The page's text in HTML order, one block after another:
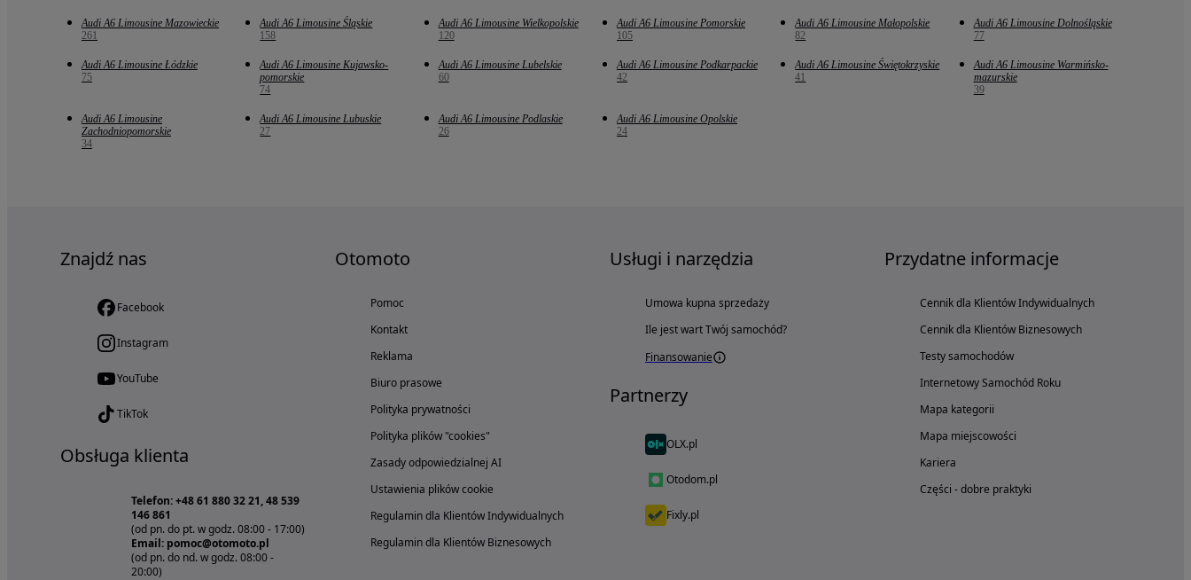
Audi A6 Limousine Mazowieckie
261
Audi A6 Limousine Śląskie
158
Audi A6 Limousine Wielkopolskie
120
Audi A6 Limousine Pomorskie
105
Audi A6 Limousine Małopolskie
82
Audi A6 Limousine Dolnośląskie
77
Audi A6 Limousine Łódzkie
75
Audi A6 Limousine Kujawsko-
pomorskie
74
Audi A6 Limousine Lubelskie
60
Audi A6 Limousine Podkarpackie
42
Audi A6 Limousine Świętokrzyskie
41
Audi A6 Limousine Warmińsko-
mazurskie
39
Audi A6 Limousine
Zachodniopomorskie
34
Audi A6 Limousine Lubuskie
27
Audi A6 Limousine Podlaskie
26
Audi A6 Limousine Opolskie
24
Znajdź nas
Facebook
Instagram
YouTube
TikTok
Obsługa klienta
Telefon: +48 61 880 32 21, 48 539
146 861
(od pn. do pt. w godz. 08:00 - 17:00)
Email: pomoc@otomoto.pl
(od pn. do nd. w godz. 08:00 -
20:00)
Otomoto
Pomoc
Kontakt
Reklama
Biuro prasowe
Polityka prywatności
Polityka plików "cookies"
Zasady odpowiedzialnej AI
Ustawienia plików cookie
Regulamin dla Klientów Indywidualnych
Regulamin dla Klientów Biznesowych
Usługi i narzędzia
Umowa kupna sprzedaży
Ile jest wart Twój samochód?
Finansowanie
Partnerzy
OLX.pl
Otodom.pl
Fixly.pl
Przydatne informacje
Cennik dla Klientów Indywidualnych
Cennik dla Klientów Biznesowych
Testy samochodów
Internetowy Samochód Roku
Mapa kategorii
Mapa miejscowości
Kariera
Części - dobre praktyki